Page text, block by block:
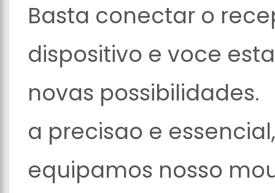
Basta conectar o
dispositivo e voce
novas possibilidades.
a precisao e
equipamos nosso